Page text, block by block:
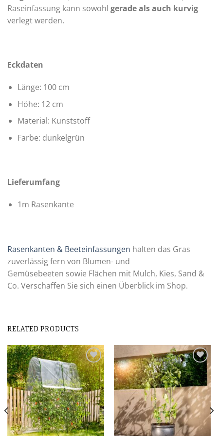
Raseinfassung kann sowohl gerade als auch kurvig
verlegt werden.
Eckdaten
Länge: 100 cm
Höhe: 12 cm
Material: Kunststoff
Farbe: dunkelgrün
Lieferumfang
1m Rasenkante
Rasenkanten & Beeteinfassungen halten das Gras
zuverlässig fern von Blumen- und
Gemüsebeeten sowie Flächen mit Mulch, Kies, Sand &
Co. Verschaffen Sie sich einen Überblick im Shop.
RELATED PRODUCTS
Zur
Wunschliste
Zur
Wunschliste